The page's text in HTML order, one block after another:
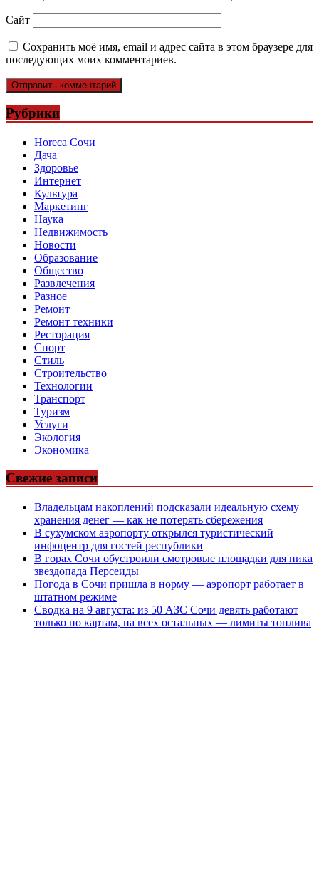
Сайт
Сохранить моё имя, email и адрес сайта в этом браузере для
последующих моих комментариев.
Рубрики
Horeca Сочи
Дача
Здоровье
Интернет
Культура
Маркетинг
Наука
Недвижимость
Новости
Образование
Общество
Развлечения
Разное
Ремонт
Ремонт техники
Ресторация
Спорт
Стиль
Строительство
Технологии
Транспорт
Туризм
Услуги
Экология
Экономика
Свежие записи
Владельцам накоплений подсказали идеальную схему
хранения денег — как не потерять сбережения
В сухумском аэропорту открылся туристический
инфоцентр для гостей республики
В горах Сочи обустроили смотровые площадки для пика
звездопада Персеиды
Погода в Сочи пришла в норму — аэропорт работает в
штатном режиме
Сводка на 9 августа: из 50 АЗС Сочи девять работают
только по картам, на всех остальных — лимиты топлива